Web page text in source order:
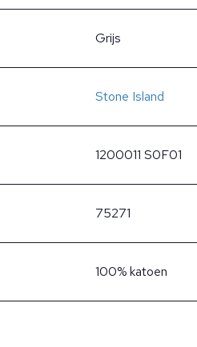
Grijs
Stone Island
1200011 S0F01
75271
100% katoen